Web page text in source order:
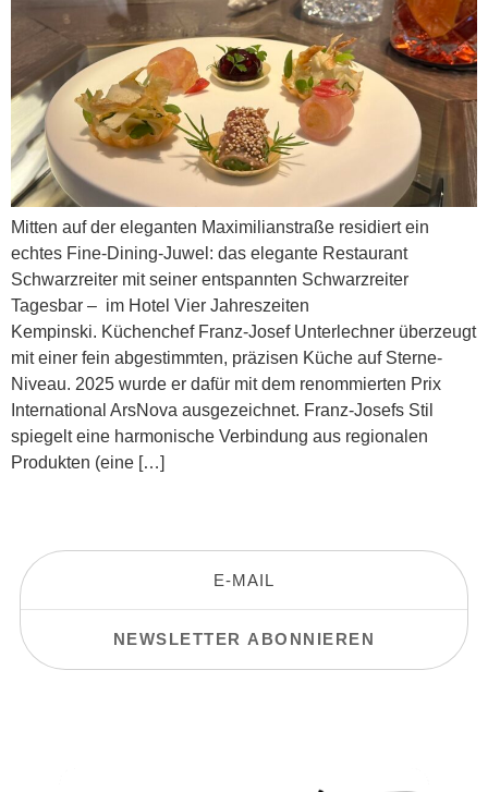
Mitten auf der eleganten Maximilianstraße residiert ein
echtes Fine-Dining-Juwel: das elegante Restaurant
Schwarzreiter mit seiner entspannten Schwarzreiter
Tagesbar – im Hotel Vier Jahreszeiten
Kempinski. Küchenchef Franz-Josef Unterlechner überzeugt
mit einer fein abgestimmten, präzisen Küche auf Sterne-
Niveau. 2025 wurde er dafür mit dem renommierten Prix
International ArsNova ausgezeichnet. Franz-Josefs Stil
spiegelt eine harmonische Verbindung aus regionalen
Produkten (eine […]